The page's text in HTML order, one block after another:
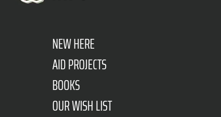
NEW HERE
AID PROJECTS
BOOKS
OUR WISH LIST